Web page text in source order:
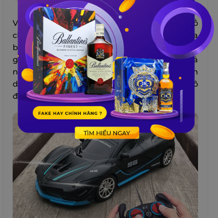
Với vô số mẫu mã, kích thước và màu sắc, đồ
chơi này phù hợp với sở thích và khả năng của
bé. Không chỉ tạo ra niềm vui cho bé mà còn
giúp kích thích tư duy sáng tạo, nâng cao khả
năng quan sát, nhận dạng màu sắc, hình
dạng và âm thanh. Lựa chọn những chiếc ô tô
đồ chơi chất lượng, an toàn và bền vững.